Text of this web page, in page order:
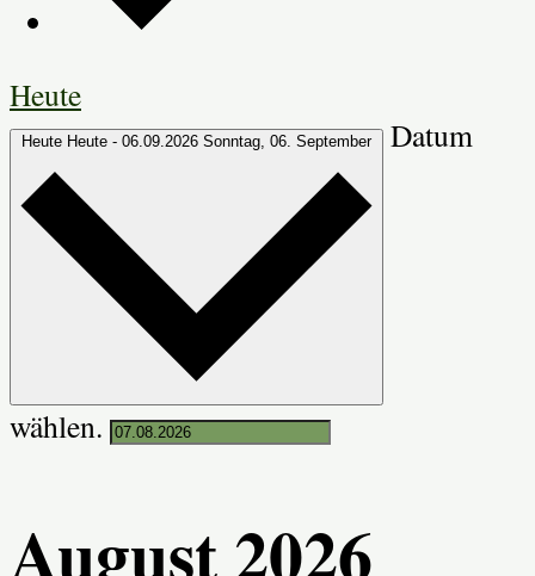
Heute
Heute Heute - 06.09.2026 Sonntag, 06. September Datum
wählen.
August 2026